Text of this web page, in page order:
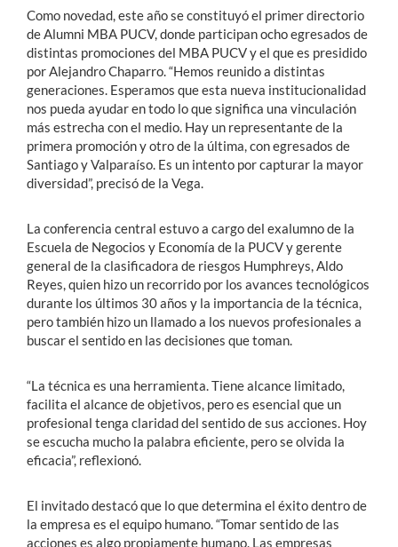
Como novedad, este año se constituyó el primer directorio
de Alumni MBA PUCV, donde participan ocho egresados de
distintas promociones del MBA PUCV y el que es presidido
por Alejandro Chaparro. “Hemos reunido a distintas
generaciones. Esperamos que esta nueva institucionalidad
nos pueda ayudar en todo lo que significa una vinculación
más estrecha con el medio. Hay un representante de la
primera promoción y otro de la última, con egresados de
Santiago y Valparaíso. Es un intento por capturar la mayor
diversidad”, precisó de la Vega.
La conferencia central estuvo a cargo del exalumno de la
Escuela de Negocios y Economía de la PUCV y gerente
general de la clasificadora de riesgos Humphreys, Aldo
Reyes, quien hizo un recorrido por los avances tecnológicos
durante los últimos 30 años y la importancia de la técnica,
pero también hizo un llamado a los nuevos profesionales a
buscar el sentido en las decisiones que toman.
“La técnica es una herramienta. Tiene alcance limitado,
facilita el alcance de objetivos, pero es esencial que un
profesional tenga claridad del sentido de sus acciones. Hoy
se escucha mucho la palabra eficiente, pero se olvida la
eficacia”, reflexionó.
El invitado destacó que lo que determina el éxito dentro de
la empresa es el equipo humano. “Tomar sentido de las
acciones es algo propiamente humano. Las empresas